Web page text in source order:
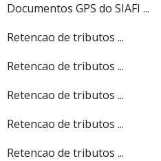
Documentos GPS do SIAFI ...
Retencao de tributos ...
Retencao de tributos ...
Retencao de tributos ...
Retencao de tributos ...
Retencao de tributos ...